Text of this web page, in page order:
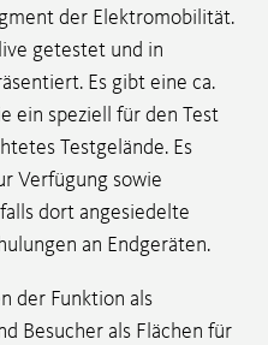
der Elektromobilität.
getestet und in
Es gibt eine ca.
ein speziell für den Test
Testgelände. Es
Verfügung sowie
dort angesiedelte
an Endgeräten.
der Funktion als
Besucher als Flächen für